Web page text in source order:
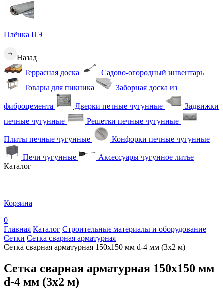
Плёнка ПЭ
Назад
Террасная доска
Садово-огородный инвентарь
Товары для пикника
Заборная доска из
фиброцемента Дверки печные чугунные
Задвижки
печные чугунные
Решетки печные чугунные
Плиты печные чугунные Конфорки печные чугунные
Печи чугунные
Аксессуары чугунное литье
Каталог
Корзина
0
Главная Каталог Строительные материалы и оборудование
Сетки Сетка сварная арматурная
Сетка сварная арматурная 150х150 мм d-4 мм (3х2 м)
Сетка сварная арматурная 150х150 мм
d-4 мм (3х2 м)